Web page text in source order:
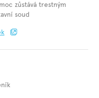
zůstává trestným
soud